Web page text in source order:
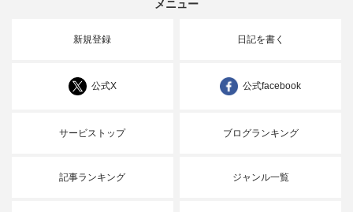
メニュー
新規登録 日記を書く
公式X 公式facebook
サービストップ ブログランキング
記事ランキング ジャンル一覧